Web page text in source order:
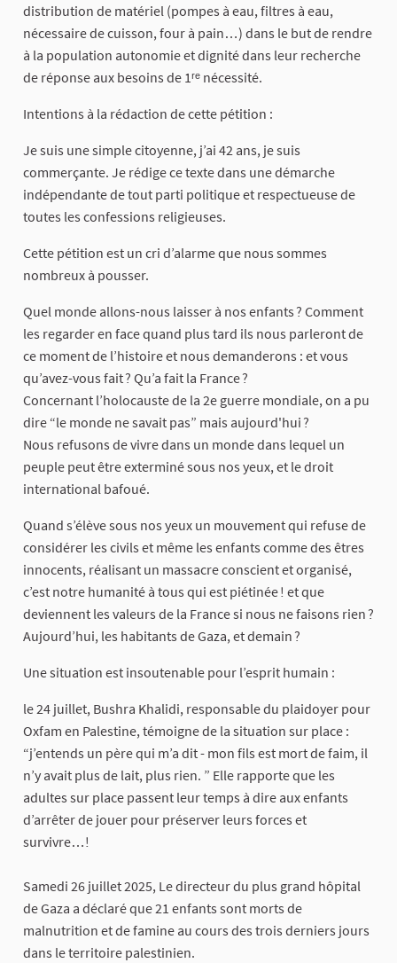
distribution de matériel (pompes à eau, filtres à eau,
nécessaire de cuisson, four à pain…) dans le but de rendre
à la population autonomie et dignité dans leur recherche
de réponse aux besoins de 1ʳᵉ nécessité.
Intentions à la rédaction de cette pétition :
Je suis une simple citoyenne, j’ai 42 ans, je suis
commerçante. Je rédige ce texte dans une démarche
indépendante de tout parti politique et respectueuse de
toutes les confessions religieuses.
Cette pétition est un cri d’alarme que nous sommes
nombreux à pousser.
Quel monde allons-nous laisser à nos enfants ? Comment
les regarder en face quand plus tard ils nous parleront de
ce moment de l’histoire et nous demanderons : et vous
qu’avez-vous fait ? Qu’a fait la France ?
Concernant l’holocauste de la 2e guerre mondiale, on a pu
dire “le monde ne savait pas” mais aujourd'hui ?
Nous refusons de vivre dans un monde dans lequel un
peuple peut être exterminé sous nos yeux, et le droit
international bafoué.
Quand s’élève sous nos yeux un mouvement qui refuse de
considérer les civils et même les enfants comme des êtres
innocents, réalisant un massacre conscient et organisé,
c’est notre humanité à tous qui est piétinée ! et que
deviennent les valeurs de la France si nous ne faisons rien ?
Aujourd’hui, les habitants de Gaza, et demain ?
Une situation est insoutenable pour l’esprit humain :
le 24 juillet, Bushra Khalidi, responsable du plaidoyer pour
Oxfam en Palestine, témoigne de la situation sur place :
“j’entends un père qui m’a dit - mon fils est mort de faim, il
n’y avait plus de lait, plus rien. ” Elle rapporte que les
adultes sur place passent leur temps à dire aux enfants
d’arrêter de jouer pour préserver leurs forces et
survivre…!
Samedi 26 juillet 2025, Le directeur du plus grand hôpital
de Gaza a déclaré que 21 enfants sont morts de
malnutrition et de famine au cours des trois derniers jours
dans le territoire palestinien.